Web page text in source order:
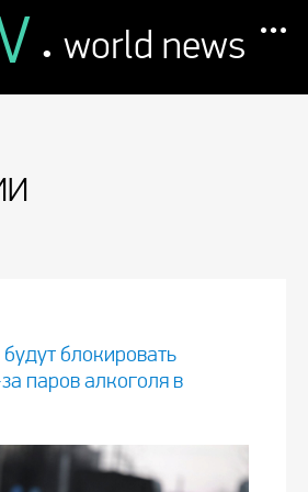
. world news
блокировать
паров алкоголя в